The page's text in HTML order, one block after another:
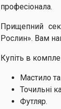
професіонала.
Прищепний
Рослин». Вам
Купіть в
Мастило
Точильні
Футляр.